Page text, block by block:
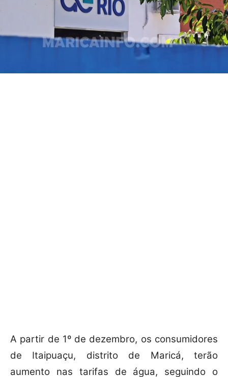
A partir de 1º de dezembro, os consumidores
de Itaipuaçu, distrito de Maricá, terão
aumento nas tarifas de água, seguindo o